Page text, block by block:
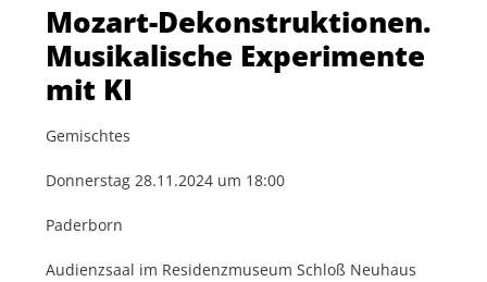
Mozart-Dekonstruktionen.
Musikalische Experimente
mit KI
Gemischtes
Donnerstag 28.11.2024 um 18:00
Paderborn
Audienzsaal im Residenzmuseum Schloß Neuhaus